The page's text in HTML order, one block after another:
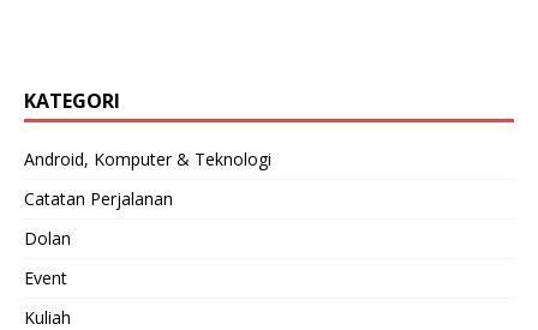
KATEGORI
Android, Komputer & Teknologi
Catatan Perjalanan
Dolan
Event
Kuliah